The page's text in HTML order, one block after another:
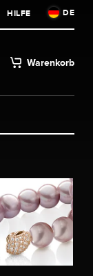
HILFE DE
Warenkorb